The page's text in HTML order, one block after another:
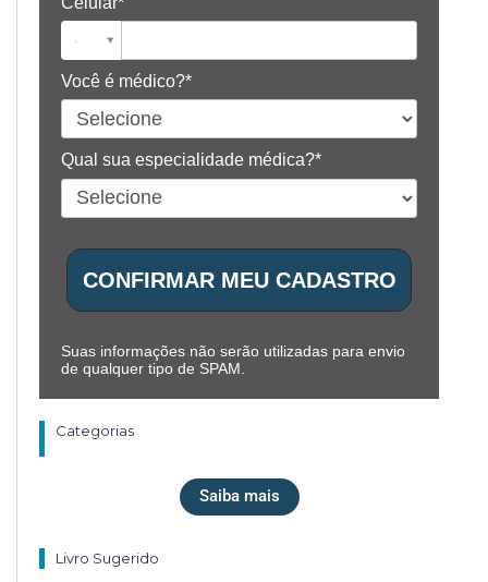
Você é médico?*
Qual sua especialidade médica?*
CONFIRMAR MEU CADASTRO
Suas informações não serão utilizadas para envio
de qualquer tipo de SPAM.
Categorias
Saiba mais
Livro Sugerido